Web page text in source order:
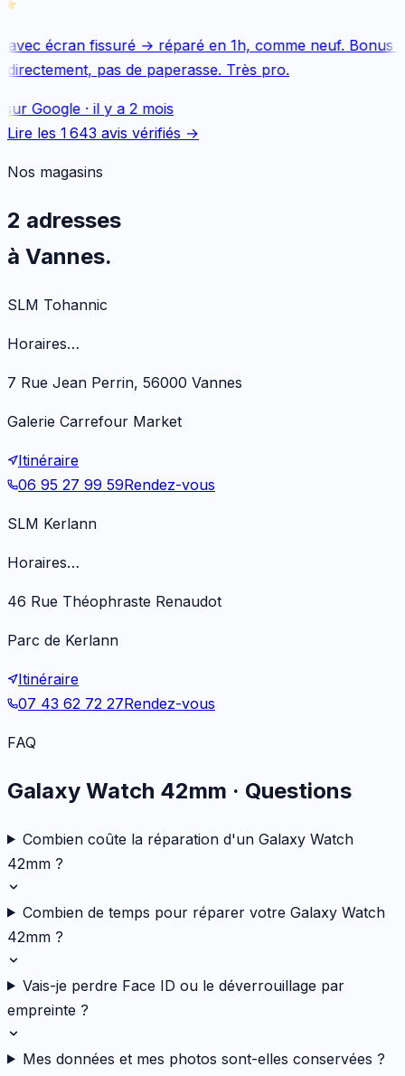
écran fissuré → réparé en 1h, comme neuf. Bonus
pas de paperasse. Très pro.
Google· il y a 2 mois
Lire les 1 643 avis vérifiés →
Nos magasins
2 adresses
à Vannes.
SLM Tohannic
Horaires…
7 Rue Jean Perrin, 56000 Vannes
Galerie Carrefour Market
Itinéraire
06 95 27 99 59Rendez-vous
SLM Kerlann
Horaires…
46 Rue Théophraste Renaudot
Parc de Kerlann
Itinéraire
07 43 62 72 27Rendez-vous
FAQ
Galaxy Watch 42mm · Questions
Combien coûte la réparation d'un Galaxy Watch
42mm ?
Combien de temps pour réparer votre Galaxy Watch
42mm ?
Vais-je perdre Face ID ou le déverrouillage par
empreinte ?
Mes données et mes photos sont-elles conservées ?